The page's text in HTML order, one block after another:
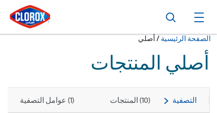
بحث
الصفحة الرئيسية /حالياً:
أصلي
أصلي المنتجات
التصفية (
10) المنتجات (
1) عوامل التصفية